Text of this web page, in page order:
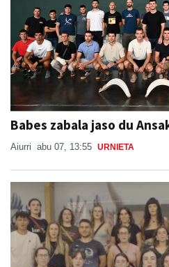
Babes zabala jaso du
Aiurri abu 07, 13:55 URNIETA